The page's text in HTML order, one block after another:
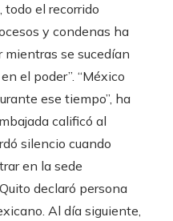
todo el recorrido
y condenas ha
se sucedían
el poder”. “México
ese tiempo”, ha
calificó al
silencio cuando
en la sede
declaró persona
Al día siguiente,